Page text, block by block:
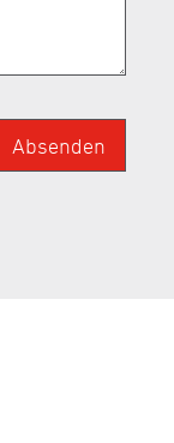
Absenden